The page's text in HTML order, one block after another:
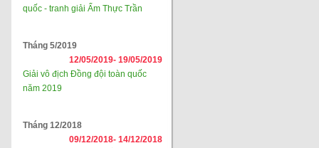
quốc - tranh giải Ẩm Thực Trần
Tháng 5/2019
12/05/2019- 19/05/2019
Giải vô địch Đồng đội toàn quốc
năm 2019
Tháng 12/2018
09/12/2018- 14/12/2018